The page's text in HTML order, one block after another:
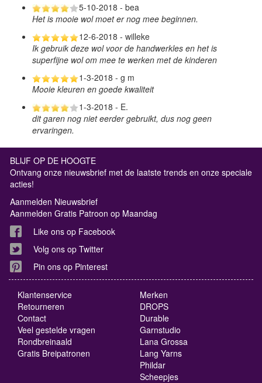
5-10-2018 - bea
Het is mooie wol moet er nog mee beginnen.
12-6-2018 - willeke
Ik gebruik deze wol voor de handwerkles en het is
superfijne wol om mee te werken met de kinderen
1-3-2018 - g m
Mooie kleuren en goede kwaliteit
1-3-2018 - E.
dit garen nog niet eerder gebruikt, dus nog geen
ervaringen.
BLIJF OP DE HOOGTE
Ontvang onze nieuwsbrief met de laatste trends en onze speciale
acties!
Aanmelden Nieuwsbrief
Aanmelden Gratis Patroon op Maandag
Like ons op Facebook
Volg ons op Twitter
Pin ons op Pinterest
Klantenservice
Retourneren
Contact
Veel gestelde vragen
Rondbreinaald
Gratis Breipatronen
Merken
DROPS
Durable
Garnstudio
Lana Grossa
Lang Yarns
Phildar
Scheepjes